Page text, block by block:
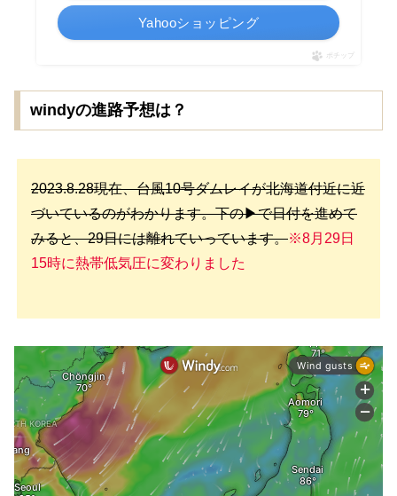
Yahooショッピング
ポチップ
windyの進路予想は？
2023.8.28現在、台風10号ダムレイが北海道付近に近
づいているのがわかります。下の▶で日付を進めて
みると、29日には離れていっています。※8月29日
15時に熱帯低気圧に変わりました